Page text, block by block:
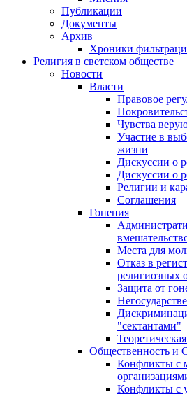
Публикации
Документы
Архив
Хроники
Религия в светском обществе
Новости
Власти
Правовое
Чувства
Участие в
жизни
Дискуссии о
Дискуссии о
Религии и
Соглашения
Гонения
Места для
Отказ в
религиозных
Защита от
"сектантами"
Общественность
Конфликты с
Конфликты с